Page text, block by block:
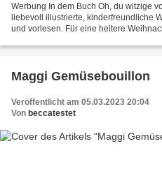
Werbung In dem Buch Oh, du witzige
liebevoll illustrierte, kinderfreundliche
und vorlesen. Für eine heitere
Maggi Gemüsebouillon
Veröffentlicht am 05.03.2023 20:04
Von beccatestet